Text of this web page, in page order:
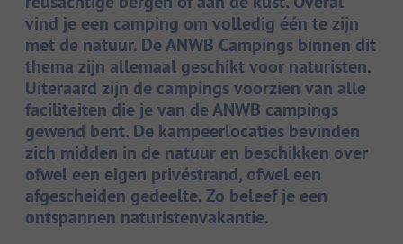
vind je een camping om volledig één te zijn
met de natuur. De ANWB Campings binnen dit
thema zijn allemaal geschikt voor naturisten.
Uiteraard zijn de campings voorzien van alle
faciliteiten die je van de ANWB campings
gewend bent. De kampeerlocaties bevinden
zich midden in de natuur en beschikken over
ofwel een eigen privéstrand, ofwel een
afgescheiden gedeelte. Zo beleef je een
ontspannen naturistenvakantie.